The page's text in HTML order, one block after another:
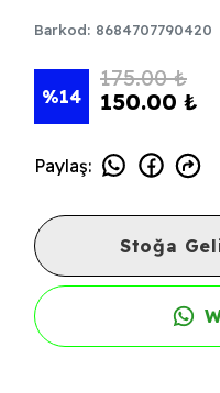
Barkod: 8684707790420
%14
175.00 ₺
150.00 ₺
Paylaş:
Stoğa